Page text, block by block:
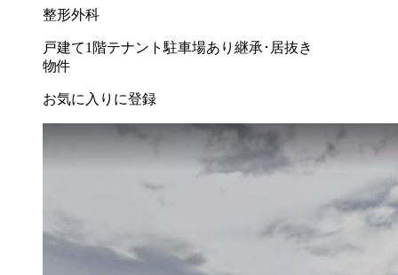
整形外科
戸建て1階テナント 駐車場あり 継承･居抜き
物件
お気に入りに登録